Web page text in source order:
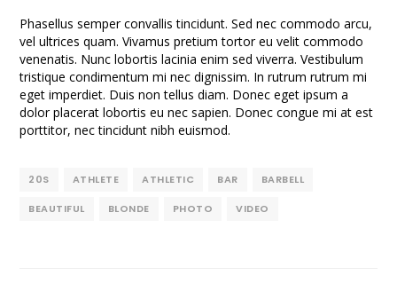
Phasellus semper convallis tincidunt. Sed nec commodo arcu,
vel ultrices quam. Vivamus pretium tortor eu velit commodo
venenatis. Nunc lobortis lacinia enim sed viverra. Vestibulum
tristique condimentum mi nec dignissim. In rutrum rutrum mi
eget imperdiet. Duis non tellus diam. Donec eget ipsum a
dolor placerat lobortis eu nec sapien. Donec congue mi at est
porttitor, nec tincidunt nibh euismod.
20S ATHLETE ATHLETIC BAR BARBELL
BEAUTIFUL BLONDE PHOTO VIDEO